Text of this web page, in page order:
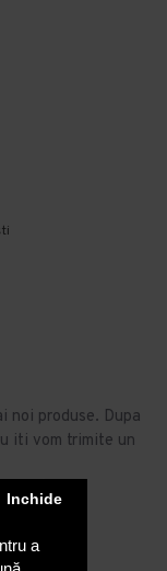
a
Inchide
noi produse. Dupa
iti vom trimite un